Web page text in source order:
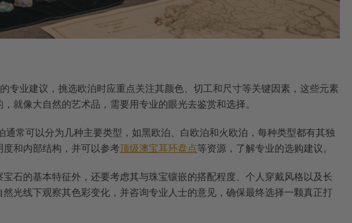
专业建议，挑选欧泊时应重点关注其颜色、切工和尺寸等关键因素，这些元素
就像大自然的艺术品，需要用专业的眼光去鉴赏和选择。
常可以分为几种主要类型，如黑欧泊、白欧泊和火欧泊，每种类型都有其独
和内部结构，并可以参考顶级澳宝耳环盘点等资源，了解专业的选购建议。
石的基本特征外，还要考虑其与珠宝镶嵌的搭配程度、个人穿戴风格以及长
光线下观察其色彩变化，并咨询专业人士的意见，确保最终选择一颗真正打